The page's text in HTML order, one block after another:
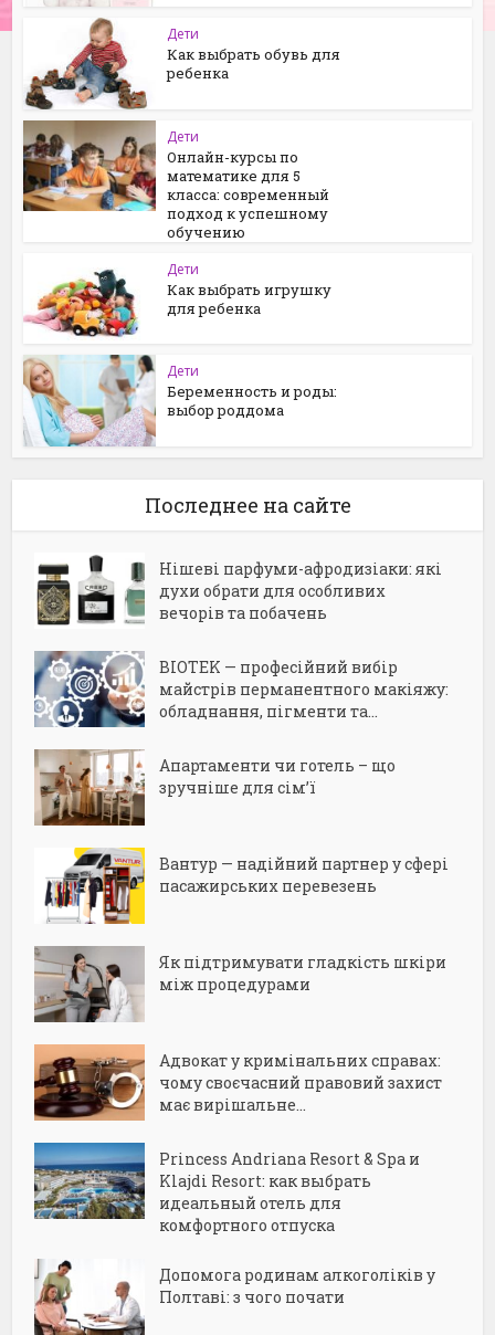
Дети
Как выбрать обувь для
ребенка
Дети
Онлайн-курсы по
математике для 5
класса: современный
подход к успешному
обучению
Дети
Как выбрать игрушку
для ребенка
Дети
Беременность и роды:
выбор роддома
Последнее на сайте
Нішеві парфуми-афродизіаки: які
духи обрати для особливих
вечорів та побачень
BIOTEK — професійний вибір
майстрів перманентного макіяжу:
обладнання, пігменти та...
Апартаменти чи готель – що
зручніше для сім’ї
Вантур — надійний партнер у сфері
пасажирських перевезень
Як підтримувати гладкість шкіри
між процедурами
Адвокат у кримінальних справах:
чому своєчасний правовий захист
має вирішальне...
Princess Andriana Resort & Spa и
Klajdi Resort: как выбрать
идеальный отель для
комфортного отпуска
Допомога родинам алкоголіків у
Полтаві: з чого почати